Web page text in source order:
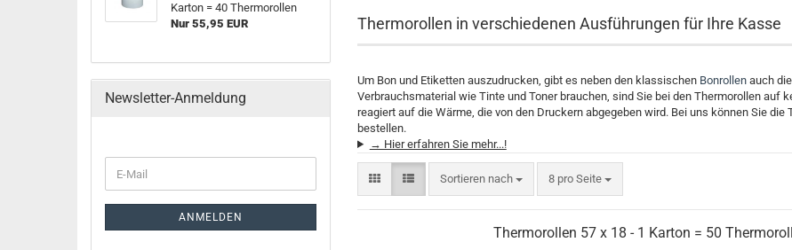
Thermorollen in verschiedenen Ausführungen für Ihre Kasse
Um Bon und Etiketten auszudrucken, gibt es neben den klassischen Bonrollen auch
Verbrauchsmaterial wie Tinte und Toner brauchen, sind Sie bei den Thermorollen auf
reagiert auf die Wärme, die von den Druckern abgegeben wird. Bei uns können Sie
bestellen.
→ Hier erfahren Sie mehr...!
Sortieren nach 8 pro Seite
Thermorollen 57 x 18 - 1 Karton = 50
Karton = 40 Thermorollen
Nur 55,95 EUR
Newsletter-Anmeldung
ANMELDEN